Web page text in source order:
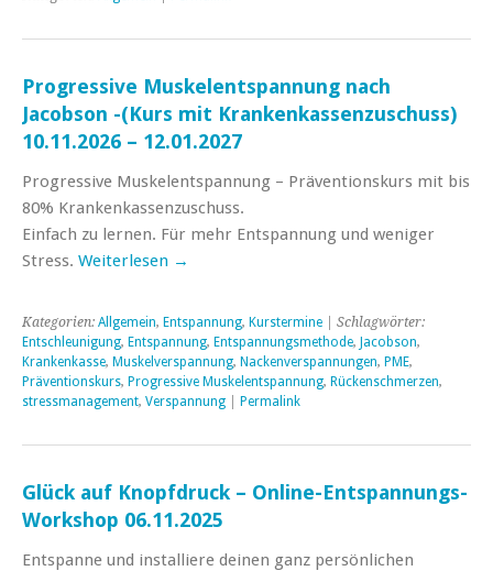
Progressive Muskelentspannung nach
Jacobson -(Kurs mit Krankenkassenzuschuss)
10.11.2026 – 12.01.2027
Progressive Muskelentspannung – Präventionskurs mit bis
80% Krankenkassenzuschuss.
Einfach zu lernen. Für mehr Entspannung und weniger
Stress. Weiterlesen →
Kategorien: Allgemein, Entspannung, Kurstermine | Schlagwörter:
Entschleunigung, Entspannung, Entspannungsmethode, Jacobson,
Krankenkasse, Muskelverspannung, Nackenverspannungen, PME,
Präventionskurs, Progressive Muskelentspannung, Rückenschmerzen,
stressmanagement, Verspannung Permalink
Glück auf Knopfdruck – Online-Entspannungs-
Workshop 06.11.2025
Entspanne und installiere deinen ganz persönlichen